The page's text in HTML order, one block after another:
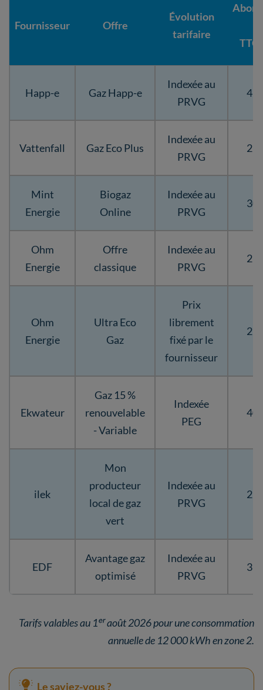
Fournisseur Offre
Évolution
tarifaire
Happ-e Gaz Happ-e
Indexée au
PRVG
Vattenfall Gaz Eco Plus
Indexée au
PRVG
Mint
Energie
Biogaz
Online
Indexée au
PRVG
Ohm
Energie
Offre
classique
Indexée au
PRVG
Ohm
Energie
Ultra Eco
Gaz
Prix
librement
fixé par le
fournisseur
Ekwateur
Gaz 15 %
renouvelable
- Variable
Indexée
PEG
ilek
Mon
producteur
local de gaz
vert
Indexée au
PRVG
EDF
Avantage gaz
optimisé
Indexée au
PRVG
Tarifs valables au 1ᵉʳ août 2026 pour une consommation
annuelle de 12 000 kWh en zone 2.
Le saviez-vous ?